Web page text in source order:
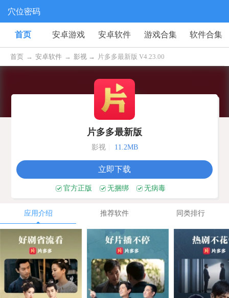
穴位密码
首页 安卓游戏 安卓软件 游戏合集 软件合集
首页 → 安卓软件 → 影视 → 片多多最新版 V4.23.00
片多多最新版
影视 11.2MB
立即下载
官方正版 无捆绑 无病毒
应用介绍 推荐软件 同类排行